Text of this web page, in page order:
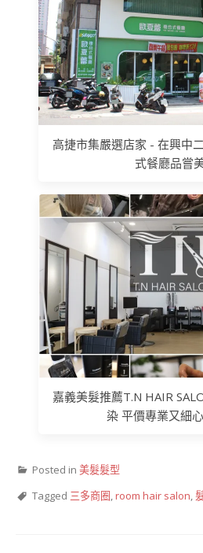
高捷市集嚴選店家 - 在興中
式餐廳品嘗
嘉義美髮推薦T.N HAIR
染 平價專業又細
Posted in 美髮髮型
Tagged 三多商圈,room hair salon,